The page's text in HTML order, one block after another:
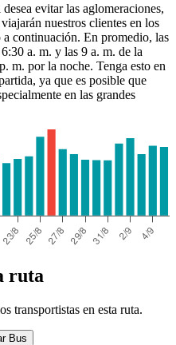
evitar las aglomeraciones,
nuestros clientes en los
continuación. En promedio, las
a. m. y las 9 a. m. de la
m. por la noche. Tenga esto en
ya que es posible que
en las grandes
ruta
transportistas en esta ruta.
Bus